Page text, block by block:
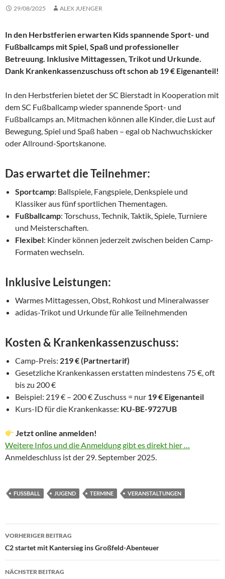
29/08/2025 ALEX JUENGER
In den Herbstferien erwarten Kids spannende Sport- und
Fußballcamps mit Spiel, Spaß und professioneller
Betreuung. Inklusive Mittagessen, Trikot und Urkunde.
Dank Krankenkassenzuschuss oft schon ab 19 € Eigenanteil!
In den Herbstferien bietet der SC Bierstadt in Kooperation mit
dem SC Fußballcamp wieder spannende Sport- und
Fußballcamps an. Mitmachen können alle Kinder, die Lust auf
Bewegung, Spiel und Spaß haben – egal ob Nachwuchskicker
oder Allround-Sportskanone.
Das erwartet die Teilnehmer:
Sportcamp: Ballspiele, Fangspiele, Denkspiele und
Klassiker aus fünf sportlichen Thementagen.
Fußballcamp: Torschuss, Technik, Taktik, Spiele, Turniere
und Meisterschaften.
Flexibel: Kinder können jederzeit zwischen beiden Camp-
Formaten wechseln.
Inklusive Leistungen:
Warmes Mittagessen, Obst, Rohkost und Mineralwasser
adidas-Trikot und Urkunde für alle Teilnehmenden
Kosten & Krankenkassenzuschuss:
Camp-Preis: 219 € (Partnertarif)
Gesetzliche Krankenkassen erstatten mindestens 75 €, oft
bis zu 200 €
Beispiel: 219 € – 200 € Zuschuss = nur 19 € Eigenanteil
Kurs-ID für die Krankenkasse: KU-BE-9727UB
Jetzt online anmelden!
Weitere Infos und die Anmeldung gibt es direkt hier …
Anmeldeschluss ist der 29. September 2025.
FUSSBALL JUGEND TERMINE VERANSTALTUNGEN
Beitragsnavigation
VORHERIGER BEITRAG
C2 startet mit Kantersieg ins Großfeld-Abenteuer
NÄCHSTER BEITRAG